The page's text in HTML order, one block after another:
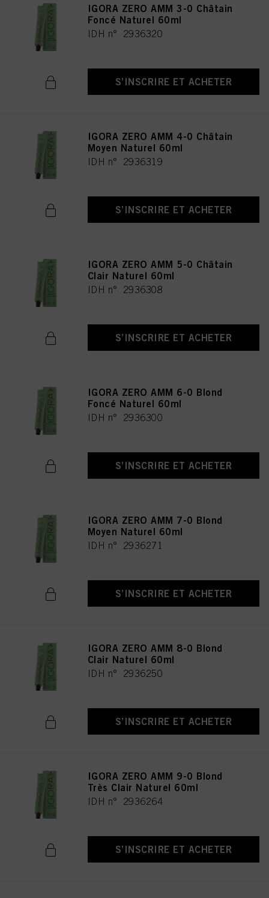
IGORA ZERO AMM 3-0 Châtain
Foncé Naturel 60ml
IDH n° 2936320
S’INSCRIRE ET ACHETER
IGORA ZERO AMM 4-0 Châtain
Moyen Naturel 60ml
IDH n° 2936319
S’INSCRIRE ET ACHETER
IGORA ZERO AMM 5-0 Châtain
Clair Naturel 60ml
IDH n° 2936308
S’INSCRIRE ET ACHETER
IGORA ZERO AMM 6-0 Blond
Foncé Naturel 60ml
IDH n° 2936300
S’INSCRIRE ET ACHETER
IGORA ZERO AMM 7-0 Blond
Moyen Naturel 60ml
IDH n° 2936271
S’INSCRIRE ET ACHETER
IGORA ZERO AMM 8-0 Blond
Clair Naturel 60ml
IDH n° 2936250
S’INSCRIRE ET ACHETER
IGORA ZERO AMM 9-0 Blond
Très Clair Naturel 60ml
IDH n° 2936264
S’INSCRIRE ET ACHETER